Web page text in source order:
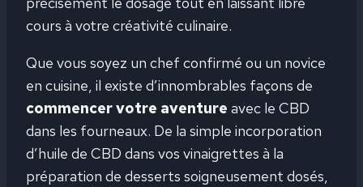
cours à votre créativité culinaire.
Que vous soyez un chef confirmé ou un novice
en cuisine, il existe d’innombrables façons de
commencer votre aventure avec le CBD
dans les fourneaux. De la simple incorporation
d’huile de CBD dans vos vinaigrettes à la
préparation de desserts soigneusement dosés,